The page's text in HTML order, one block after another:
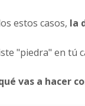
estos casos, la
"piedra" en tú
vas a hacer